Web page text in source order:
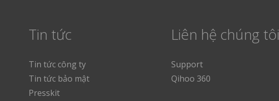
Tin tức
Tin tức công ty
Tin tức bảo mật
Presskit
Liên hệ chúng tôi
Support
Qihoo 360